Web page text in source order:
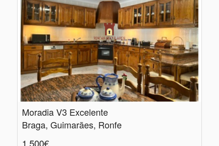
Moradia V3 Excelente
Braga, Guimarães, Ronfe
1.500€